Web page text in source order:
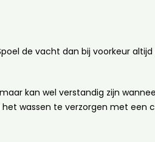
de vacht dan bij voorkeur
kan wel verstandig zijn
wassen te verzorgen met een